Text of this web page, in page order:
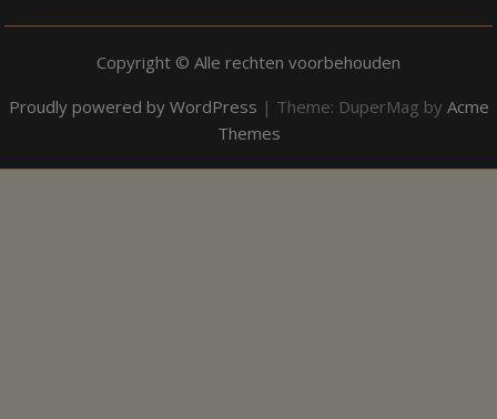
Copyright © Alle rechten voorbehouden
Proudly powered by WordPress | Theme: DuperMag by Acme
Themes